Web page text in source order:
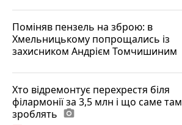
Поміняв пензель на зброю: в
Хмельницькому попрощались із
захисником Андрієм Томчишиним
Хто відремонтує перехрестя біля
філармонії за 3,5 млн і що саме там
зроблять photo_camera